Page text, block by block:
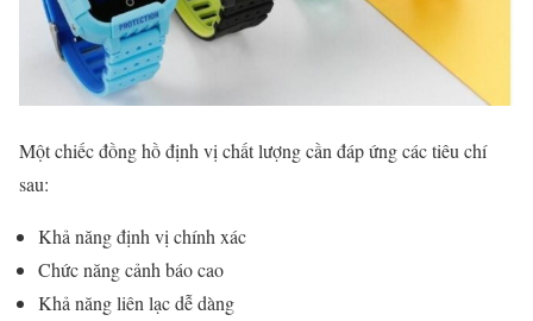
Một chiếc đồng hồ định vị chất lượng cần đáp ứng các tiêu chí
sau:
Khả năng định vị chính xác
Chức năng cảnh báo cao
Khả năng liên lạc dễ dàng